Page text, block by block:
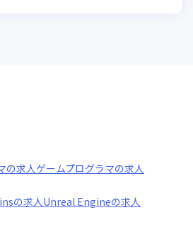
の求人ゲームプログラマの求人
の求人Unreal Engineの求人